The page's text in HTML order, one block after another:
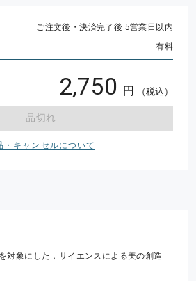
ご注文後・決済完了後 5営業日以内
有料
2,750 円 （税込）
品切れ
・キャンセルについて
対象にした，サイエンスによる美の創造